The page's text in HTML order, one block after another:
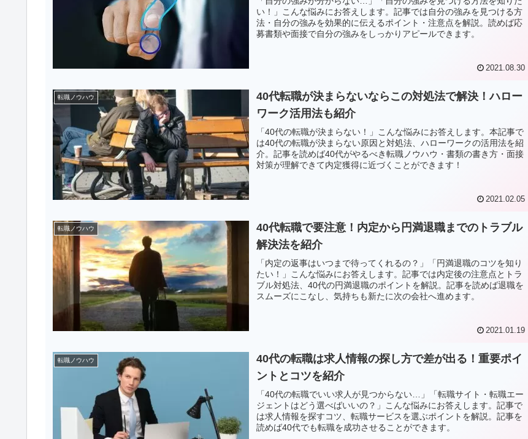
い！」こんな悩みにお答えします。記事では自分の強みを見つける方
法・自分の強みを効果的に伝えるポイント・注意点を解説。読めば応
募書類や面接で自分の強みをしっかりアピールできます。
2021.08.30
転職ノウハウ
40代転職が決まらないならこの対処法で解決！ハロー
ワーク活用法も紹介
「40代の転職が決まらない！」こんな悩みにお答えします。本記事で
は40代の転職が決まらない原因と対処法、ハローワークの活用法を紹
介。記事を読めば40代がやるべき転職ノウハウ・書類の書き方・面接
対策が理解できて内定獲得に近づくことができます！
2021.02.05
転職ノウハウ
40代転職で要注意！内定から円満退職までのトラブル
解決法を紹介
「内定の返事はいつまで待ってくれるの？」「円満退職のコツを知り
たい！」こんな悩みにお答えします。記事では内定後の注意点とトラ
ブル対処法、40代の円満退職のポイントを解説。記事を読めば退職を
スムーズにこなし、気持ちも新たに次の会社へ進めます。
2021.01.19
転職ノウハウ
40代の転職は求人情報の探し方で差が出る！重要ポイ
ントとコツを紹介
「40代の転職でいい求人が見つからない…」「転職サイト・転職エー
ジェントはどう選べばいいの？」こんな悩みにお答えします。記事で
は求人情報を探すコツ、転職サービスを選ぶポイントを解説。記事を
読めば40代でも転職を成功させることができます。